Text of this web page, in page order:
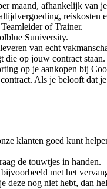
maand, afhankelijk van
reiskosten
of Trainer.
Suniversity.
van echt
die op jouw contract staan.
op je aankopen bij
Als je belooft dat
klanten goed kunt
de touwtjes in handen.
met het
deze nog niet hebt, dan